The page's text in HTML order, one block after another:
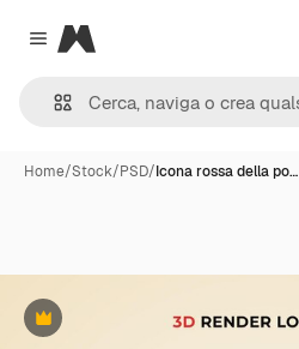
Close menu
Magnific
Home/Stock/PSD/Icona rossa della po…
Premium